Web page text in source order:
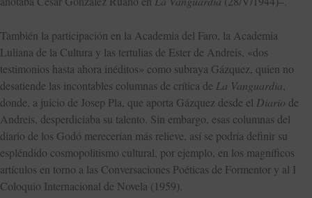
También la participación en la Academia del Faro, la Academia
Luliana de la Cultura y las tertulias de Ester de Andreis, «dos
testimonios hasta ahora inéditos» como subraya Gázquez, quien no
desatiende las incontables columnas de crítica de La Vanguardia
donde, a juicio de Josep Pla, que aporta Gázquez desde el Diario de
Andreis, desperdiciaba su talento. Sin embargo, esas columnas del
diario de los Godó merecerían más relieve, así se podría definir su
espléndido cosmopolitismo cultural, por ejemplo, en los magníficos
artículos en torno a las Conversaciones Poéticas de Formentor y al I
Coloquio Internacional de Novela (1959).